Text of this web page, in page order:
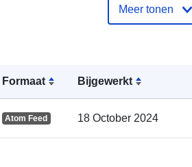
Formaat Bijgewerkt
Atom Feed 18 October 2024
Ruimtelijk:
Meer tonen